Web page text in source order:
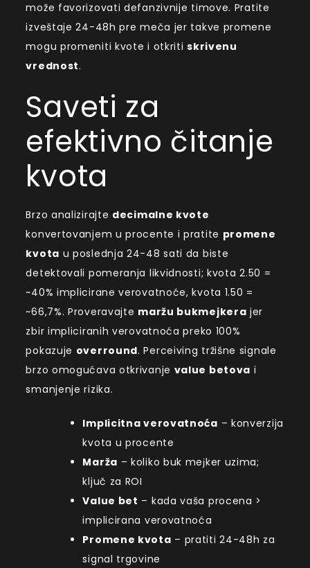
može favorizovati defanzivnije timove. Pratite
izveštaje 24-48h pre meča jer takve promene
mogu promeniti kvote i otkritiskrivenu
vrednost.
Saveti za
efektivno čitanje
kvota
Brzo analizirajte decimalne kvote
konvertovanjem u procente i pratite promene
kvota u poslednja 24-48 sati da biste
detektovali pomeranja likvidnosti; kvota 2.50 =
~40% implicirane verovatnoće, kvota 1.50 =
~66,7%. Proveravajte maržu bukmejkera jer
zbir impliciranih verovatnoća preko 100%
pokazuje overround. Perceiving tržišne signale
brzo omogućava otkrivanje value betova i
smanjenje rizika.
Implicitna verovatnoća – konverzija
kvota u procente
Marža – koliko buk meјker uzima;
ključ za ROI
Value bet – kada vaša procena >
implicirana verovatnoća
Promene kvota – pratiti 24-48h za
signal trgovine